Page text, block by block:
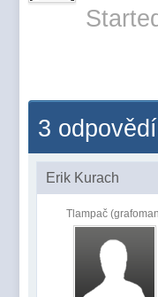
3
Erik Kurach
Tlampač